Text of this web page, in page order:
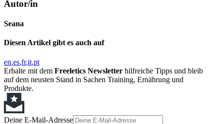
Autor/in
Seana
Diesen Artikel gibt es auch auf
en es fr it pt
Erhalte mit dem Freeletics Newsletter hilfreiche Tipps und bleib
auf dem neusten Stand in Sachen Training, Ernährung und
Produkte.
Deine E-Mail-Adresse